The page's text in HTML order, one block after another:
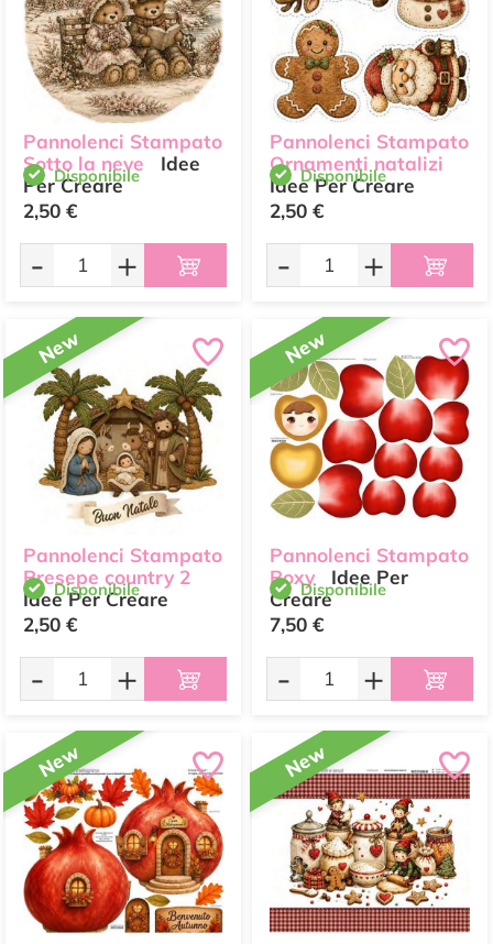
Pannolenci Stampato
Sotto la neve
Idee
Per Creare
Disponibile
2,50 €
- +
Pannolenci Stampato
Ornamenti natalizi
Idee Per Creare
Disponibile
2,50 €
- +
New
Pannolenci Stampato
Presepe country 2
Idee Per Creare
Disponibile
2,50 €
- +
New
Pannolenci Stampato
Roxy
Idee Per
CreareDisponibile
7,50 €
- +
New New